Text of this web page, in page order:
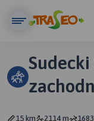
Sudecki
15 km 2114 m